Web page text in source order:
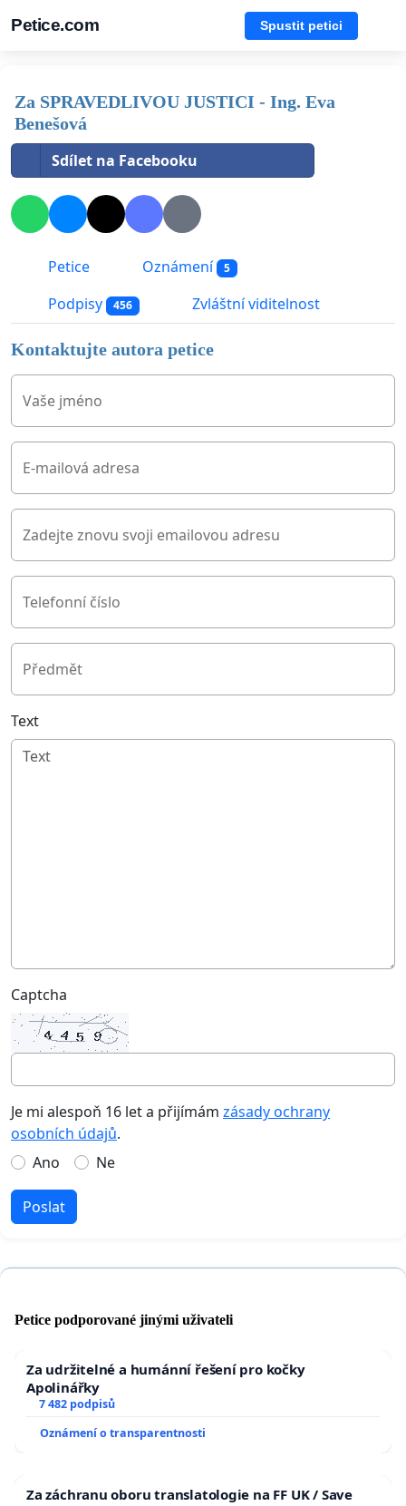
Petice.com Spustit petici
Za SPRAVEDLIVOU JUSTICI - Ing. Eva
Benešová
Sdílet na Facebooku
Petice Oznámení 5
Podpisy 456 Zvláštní viditelnost
Kontaktujte autora petice
Vaše jméno
E-mailová adresa
Zadejte znovu svoji emailovou adresu
Telefonní číslo
Předmět
Text
Captcha
Je mi alespoň 16 let a přijímám zásady ochrany
osobních údajů.
Ano
Ne
Poslat
Petice podporované jinými uživateli
Za udržitelné a humánní řešení pro kočky
Apolinářky
7 482 podpisů
Oznámení o transparentnosti
Za záchranu oboru translatologie na FF UK / Save